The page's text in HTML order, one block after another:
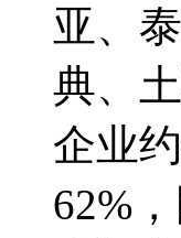
亚、
典、
企业
62%